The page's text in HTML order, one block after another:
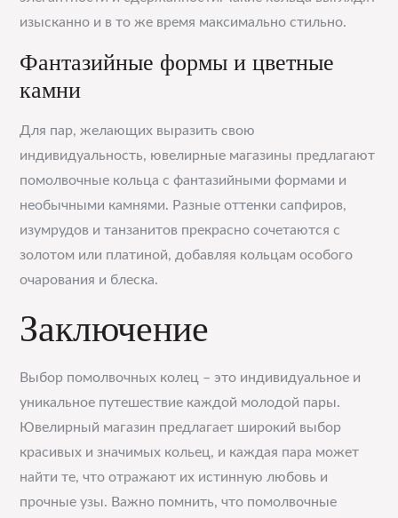
изысканно и в то же время максимально стильно.
Фантазийные формы и цветные
камни
Для пар, желающих выразить свою
индивидуальность, ювелирные магазины предлагают
помолвочные кольца с фантазийными формами и
необычными камнями. Разные оттенки сапфиров,
изумрудов и танзанитов прекрасно сочетаются с
золотом или платиной, добавляя кольцам особого
очарования и блеска.
Заключение
Выбор помолвочных колец – это индивидуальное и
уникальное путешествие каждой молодой пары.
Ювелирный магазин предлагает широкий выбор
красивых и значимых кольец, и каждая пара может
найти те, что отражают их истинную любовь и
прочные узы. Важно помнить, что помолвочные